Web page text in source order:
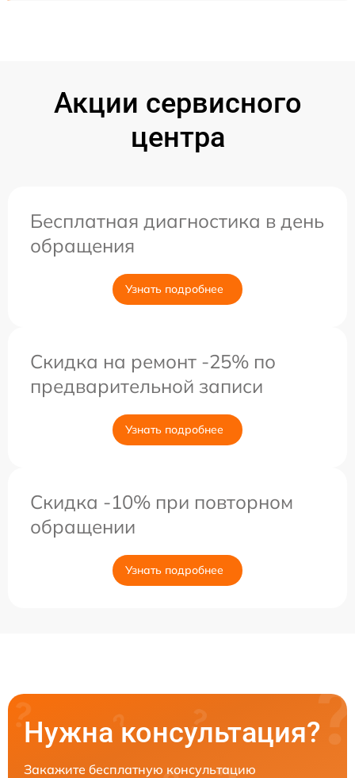
Акции сервисного
центра
Бесплатная диагностика в день
обращения
Узнать подробнее
Скидка на ремонт -25% по
предварительной записи
Узнать подробнее
Скидка -10% при повторном
обращении
Узнать подробнее
Нужна консультация?
Закажите бесплатную консультацию